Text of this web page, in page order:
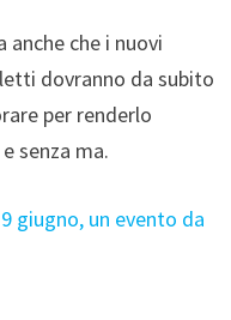
anche che i nuovi
dovranno da subito
per renderlo
senza ma.
giugno, un evento da